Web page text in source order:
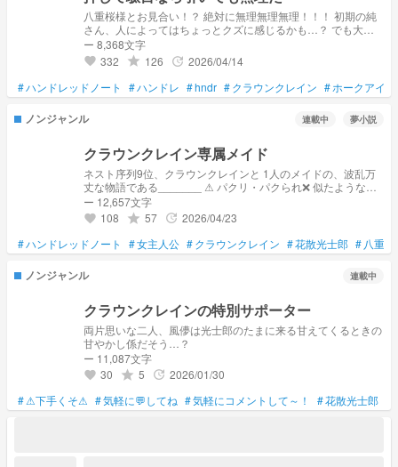
八重桜様とお見合い！？ 絶対に無理無理無理！！！ 初期の純
さん、人によってはちょっとクズに感じるかも…？ でも大丈
夫！作者はハピエン勢です！恋は報わます！！
ー 8,368文字
favorite 332 grade 126 update 2026/04/14
#ハンドレッドノート #ハンドレ #hndr #クラウンクレイン #ホークアイズ
ノンジャンル 連載中 夢小説
クラウンクレイン専属メイド
ネスト序列9位、クラウンクレインと 1人のメイドの、波乱万
丈な物語である_______ ⚠︎ パクリ・パクられ❌ 似たようなお
話があったらすみません…🙇
ー 12,657文字
favorite 108 grade 57 update 2026/04/23
#ハンドレッドノート #女主人公 #クラウンクレイン #花散光士郎 # 八重
ノンジャンル 連載中
クラウンクレインの特別サポーター
両片思いな二人、風儚は光士郎のたまに来る甘えてくるときの
甘やかし係だそう…？
ー 11,087文字
favorite 30 grade 5 update 2026/01/30
#⚠下手くそ⚠ #気軽に💬してね #気軽にコメントして～！ #花散光士郎